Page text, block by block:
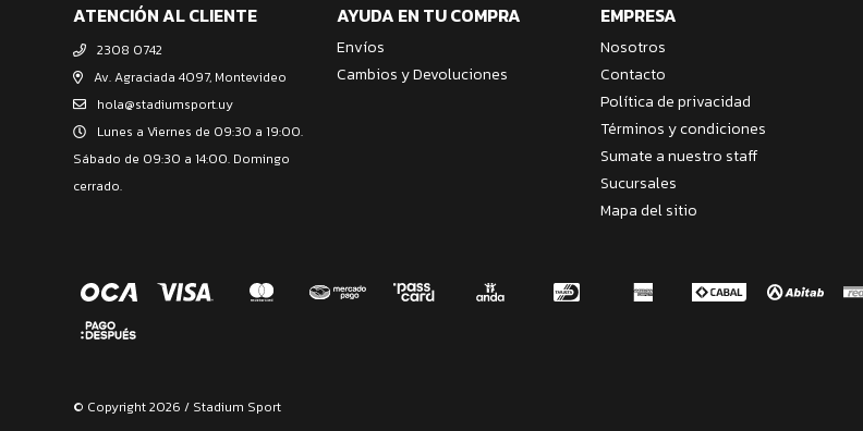
ATENCIÓN AL CLIENTE
2308 0742
Av. Agraciada 4097, Montevideo
hola@stadiumsport.uy
Lunes a Viernes de 09:30 a 19:00.
Sábado de 09:30 a 14:00. Domingo
cerrado.
AYUDA EN TU COMPRA
Envíos
Cambios y Devoluciones
EMPRESA
Nosotros
Contacto
Política de privacidad
Términos y condiciones
Sumate a nuestro staff
Sucursales
Mapa del sitio
© Copyright 2026 / Stadium Sport